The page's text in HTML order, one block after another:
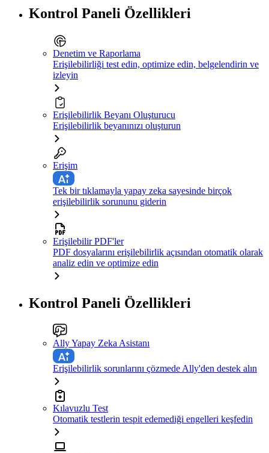
Kontrol Paneli Özellikleri
Denetim ve Raporlama
Erişilebilirliği test edin, optimize edin, belgelendirin ve
izleyin
Erişilebilirlik Beyanı Oluşturucu
Erişilebilirlik beyanınızı oluşturun
Erişim
Tek bir tıklamayla yapay zeka sayesinde birçok
erişilebilirlik sorununu giderin
Erişilebilir PDF'ler
PDF dosyalarını erişilebilirlik açısından otomatik olarak
analiz edin ve optimize edin
Kontrol Paneli Özellikleri
Ally Yapay Zeka Asistanı
Erişilebilirlik sorunlarını çözmede Ally'den destek alın
Kılavuzlu Test
Otomatik testlerin tespit edemediği engelleri keşfedin